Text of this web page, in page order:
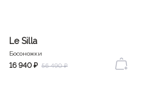
Le Silla
Босоножки
16 940 ₽ 56 490 ₽